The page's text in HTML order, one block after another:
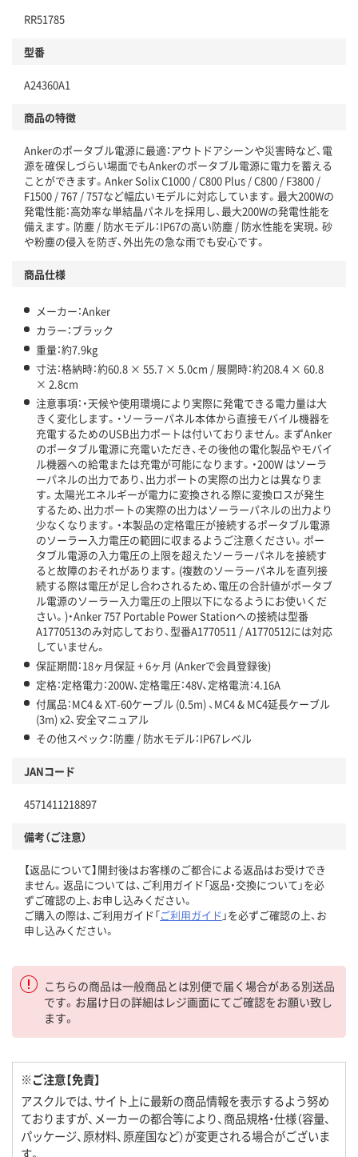
RR51785
型番
A24360A1
商品の特徴
Ankerのポータブル電源に最適：アウトドアシーンや災害時など、電
源を確保しづらい場面でもAnkerのポータブル電源に電力を蓄える
ことができます。Anker Solix C1000 / C800 Plus / C800 / F3800 /
F1500 / 767 / 757など幅広いモデルに対応しています。最大200Wの
発電性能：高効率な単結晶パネルを採用し、最大200Wの発電性能を
備えます。防塵 / 防水モデル：IP67の高い防塵 / 防水性能を実現。砂
や粉塵の侵入を防ぎ、外出先の急な雨でも安心です。
商品仕様
メーカー：Anker
カラー：ブラック
重量：約7.9kg
寸法：格納時：約60.8 × 55.7 × 5.0cm / 展開時：約208.4 × 60.8
× 2.8cm
注意事項：・天候や使用環境により実際に発電できる電力量は大
きく変化します。・ソーラーパネル本体から直接モバイル機器を
充電するためのUSB出力ポートは付いておりません。まずAnker
のポータブル電源に充電いただき、その後他の電化製品やモバイ
ル機器への給電または充電が可能になります。・200W はソーラ
ーパネルの出力であり、出力ポートの実際の出力とは異なりま
す。太陽光エネルギーが電力に変換される際に変換ロスが発生
するため、出力ポートの実際の出力はソーラーパネルの出力より
少なくなります。・本製品の定格電圧が接続するポータブル電源
のソーラー入力電圧の範囲に収まるようご注意ください。ポー
タブル電源の入力電圧の上限を超えたソーラーパネルを接続す
ると故障のおそれがあります。(複数のソーラーパネルを直列接
続する際は電圧が足し合わされるため、電圧の合計値がポータブ
ル電源のソーラー入力電圧の上限以下になるようにお使いくだ
さい。)・Anker 757 Portable Power Stationへの接続は型番
A1770513のみ対応しており、型番A1770511 / A1770512には対応
していません。
保証期間：18ヶ月保証 + 6ヶ月 (Ankerで会員登録後)
定格：定格電力：200W、定格電圧：48V、定格電流：4.16A
付属品：MC4 & XT-60ケーブル (0.5m) 、MC4 & MC4延長ケーブル
(3m) x2、安全マニュアル
その他スペック：防塵 / 防水モデル：IP67レベル
JANコード
4571411218897
備考（ご注意）
【返品について】開封後はお客様のご都合による返品はお受けでき
ません。返品については、ご利用ガイド「返品・交換について」を必
ずご確認の上、お申し込みください。
ご購入の際は、ご利用ガイド「ご利用ガイド 」を必ずご確認の上、お
申し込みください。
こちらの商品は一般商品とは別便で届く場合がある別送品
です。お届け日の詳細はレジ画面にてご確認をお願い致し
ます。
※ご注意【免責】
アスクルでは、サイト上に最新の商品情報を表示するよう努め
ておりますが、メーカーの都合等により、商品規格・仕様（容量、
パッケージ、原材料、原産国など）が変更される場合がございま
す。